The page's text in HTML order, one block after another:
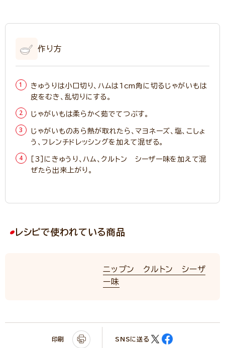
作り方
きゅうりは小口切り、ハムは1cm角に切るじゃがいもは
皮をむき、乱切りにする。
じゃがいもは柔らかく茹でてつぶす。
じゃがいものあら熱が取れたら、マヨネーズ、塩、こしょ
う、フレンチドレッシングを加えて混ぜる。
［3］にきゅうり、ハム、クルトン シーザー味を加えて混
ぜたら出来上がり。
レシピで使われている商品
ニップン クルトン シーザ
ー味
印刷 SNSに送る